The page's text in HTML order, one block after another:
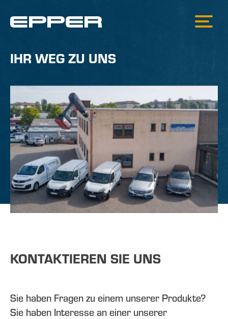
IHR WEG ZU UNS
KONTAKTIEREN SIE UNS
Sie haben Fragen zu einem unserer Produkte?
Sie haben Interesse an einer unserer